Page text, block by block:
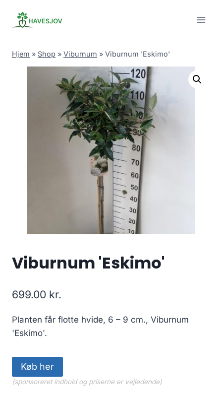
Hjem » Shop » Viburnum » Viburnum 'Eskimo'
Viburnum 'Eskimo'
699.00 kr.
Planten får flotte hvide, 6 – 9 cm., Viburnum
'Eskimo'.
Køb her
(sponsoreret indhold og priserne er vejledende)